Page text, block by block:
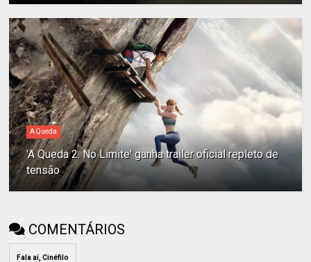
A Queda
'A Queda 2: No Limite' ganha trailer oficial repleto de
tensão
COMENTÁRIOS
Fala aí, Cinéfilo